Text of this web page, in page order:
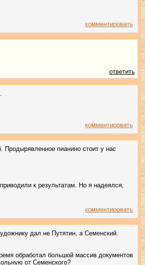
комментировать
ответить
комментировать
пианино стоит у нас
к результатам. Но я надеялся,
комментировать
дал не Путятин, а Семенский.
обработал большой массив документов
от Семенского?